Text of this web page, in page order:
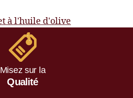
Misez sur la
Qualité